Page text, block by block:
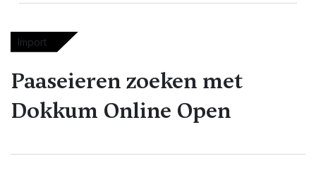
Import
Paaseieren zoeken met
Dokkum Online Open